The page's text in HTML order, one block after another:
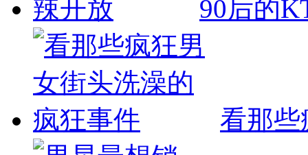
90后的
看那